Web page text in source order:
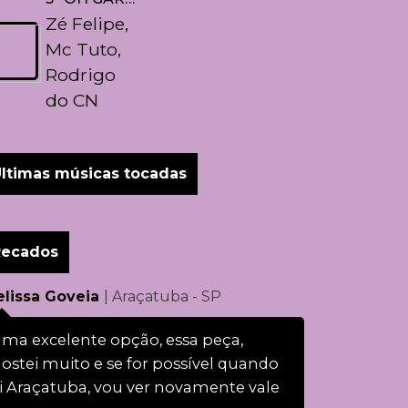
Zé Felipe,
Mc Tuto,
Rodrigo
do CN
músicas tocadas
Goveia | Araçatuba - SP
excelente opção, essa peça,
muito e se for possível quando
Araçatuba, vou ver novamente vale